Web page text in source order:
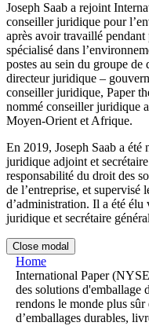
Joseph Saab a rejoint
conseiller juridique pour
après avoir travaillé pendant
spécialisé dans
postes au sein du groupe
directeur juridique –
conseiller juridique, Paper
nommé conseiller juridique
Moyen-Orient et Afrique.
En 2019, Joseph Saab a
juridique adjoint et
responsabilité du droit des
de l’entreprise, et supervisé
d’administration. Il a été
juridique et secrétaire
Close modal
Home
International Paper
des solutions d'emballage
rendons le monde plus
d’emballages durables,